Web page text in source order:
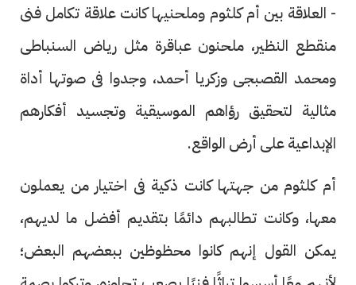
- العلاقة بين أم كلثوم وملحنيها كانت علاقة تكامل فنى
منقطع النظير، ملحنون عباقرة مثل رياض السنباطى
ومحمد القصبجى وزكريا أحمد، وجدوا فى صوتها أداة
مثالية لتحقيق رؤاهم الموسيقية وتجسيد أفكارهم
الإبداعية على أرض الواقع.
أم كلثوم من جهتها كانت ذكية فى اختيار من يعملون
معها، وكانت تطالبهم دائمًا بتقديم أفضل ما لديهم،
يمكن القول إنهم كانوا محظوظين ببعضهم البعض؛